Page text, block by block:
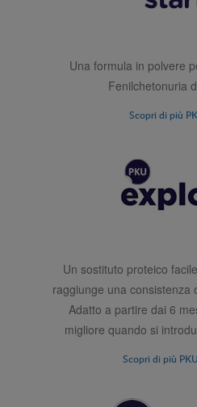
Una formula in polvere
Fenilchetonuria
Scopri di più
Un sostituto proteico
raggiunge una consistenza
Adatto a partire dai 6
migliore quando si
Scopri di più